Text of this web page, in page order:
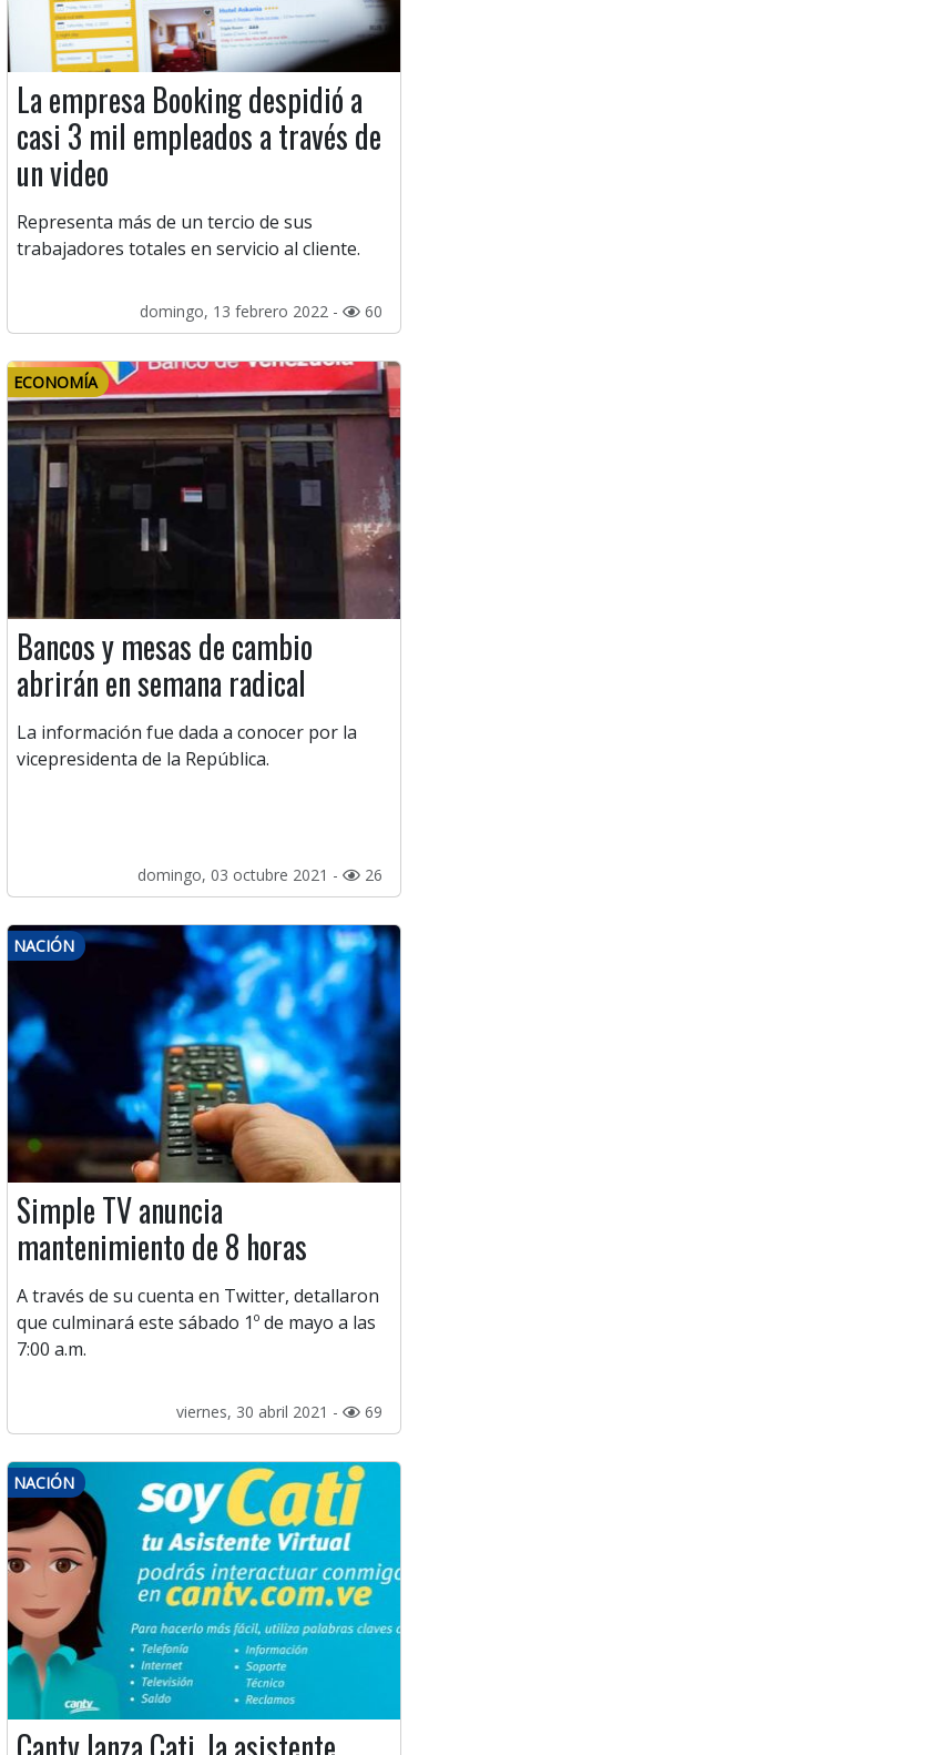
La empresa Booking despidió a
casi 3 mil empleados a través de
un video
Representa más de un tercio de sus
trabajadores totales en servicio al cliente.
domingo, 13 febrero 2022 - 60
ECONOMÍA
Bancos y mesas de cambio
abrirán en semana radical
La información fue dada a conocer por la
vicepresidenta de la República.
domingo, 03 octubre 2021 - 26
NACIÓN
Simple TV anuncia
mantenimiento de 8 horas
A través de su cuenta en Twitter, detallaron
que culminará este sábado 1º de mayo a las
7:00 a.m.
viernes, 30 abril 2021 - 69
NACIÓN